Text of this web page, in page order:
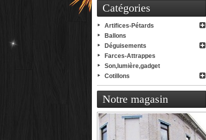
Catégories
Artifices-Pétards
Ballons
Déguisements
Farces-Attrappes
Son,lumière,gadget
Cotillons
Notre magasin